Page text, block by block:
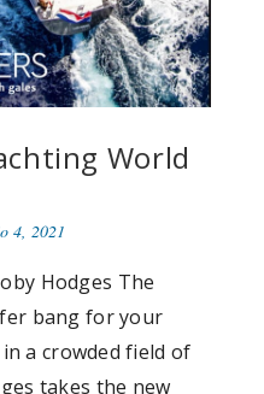
World
4, 2021
Hodges The
bang for your
a crowded field of
takes the new